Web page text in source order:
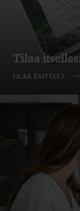
Tilaa
TILAA ESITTEET